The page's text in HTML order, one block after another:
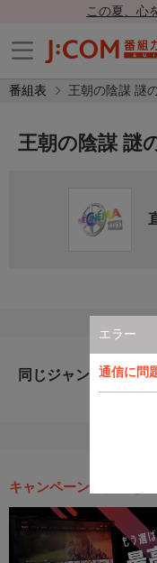
この夏、心
番組表 王朝の陰謀 謎
エラー
通信に問
王朝の陰謀 謎
同じジャンルのおす
キャンペーン・お得な情